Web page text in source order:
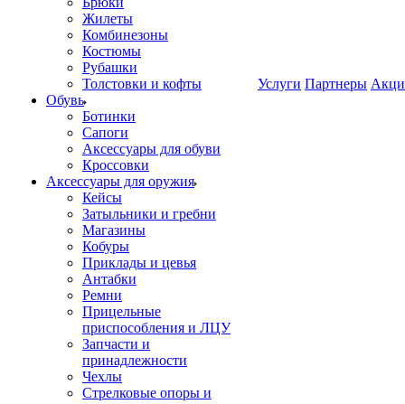
Жилеты
Комбинезоны
Костюмы
Рубашки
Толстовки и кофты
Обувь
Ботинки
Сапоги
Аксессуары для обуви
Кроссовки
Аксессуары для оружия
Кейсы
Затыльники и гребни
Магазины
Кобуры
Приклады и цевья
Антабки
Ремни
Прицельные
приспособления и ЛЦУ
Запчасти и
принадлежности
Чехлы
Стрелковые опоры и
Услуги Партнеры